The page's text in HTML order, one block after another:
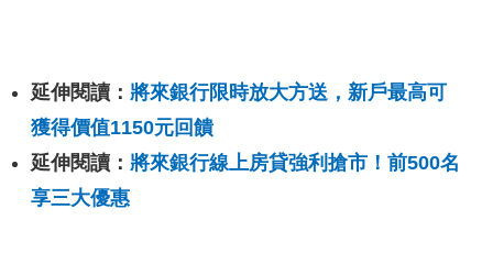
延伸閱讀： 將來銀行限時放大方送，新戶最高可
獲得價值1150元回饋
延伸閱讀： 將來銀行線上房貸強利搶市！前500名
享三大優惠